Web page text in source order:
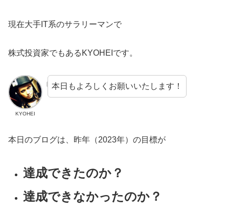
現在大手IT系のサラリーマンで
株式投資家でもあるKYOHEIです。
KYOHEI
本日もよろしくお願いいたします！
本日のブログは、昨年（2023年）の目標が
達成できたのか？
達成できなかったのか？